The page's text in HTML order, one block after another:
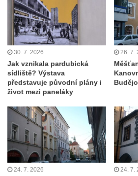
Bývalá venkovská usedlost (hotel
kostela svatého Mikuláše v
Fara u kostela Navštívení Panny Marie
Lobendavě
Ambity křížové cesty u kostela svatého
ve Chřibské
Bývalé děkanství u kostela svatého Jiří v
Skalní most Bastei
Mayerův gloriet v Karlových Varech
Egermannův dům čp. 100 v Novém Boru
(Pivovar Born)
30. 7. 2026
Jak vznikala pardubická
sídliště? Výstava
představuje původní plány i
život mezi paneláky
26. 7.
24. 7. 2026 24. 7.